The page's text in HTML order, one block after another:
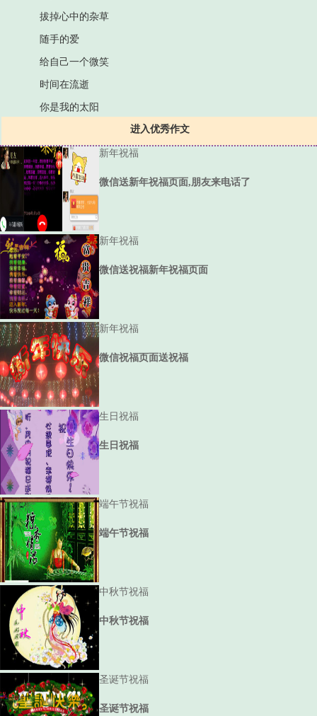
进入优秀作文
拔掉心中的杂草
随手的爱
给自己一个微笑
时间在流逝
你是我的太阳
新年祝福
微信送新年祝福页面,朋友来电话了
新年祝福
微信送祝福新年祝福页面
新年祝福
微信祝福页面送祝福
生日祝福
生日祝福
端午节祝福
端午节祝福
中秋节祝福
中秋节祝福
圣诞节祝福
圣诞节祝福